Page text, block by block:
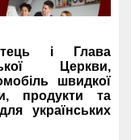
і Глава
Церкви,
швидкої
продукти та
українських